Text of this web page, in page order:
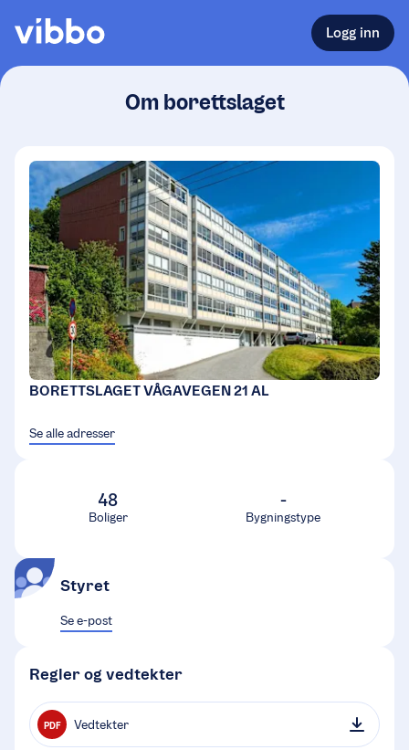
Logg inn
Om borettslaget
BORETTSLAGET VÅGAVEGEN 21 AL
Se alle adresser
48
Boliger
-
Bygningstype
Styret
Se e-post
Regler og vedtekter
PDF Vedtekter